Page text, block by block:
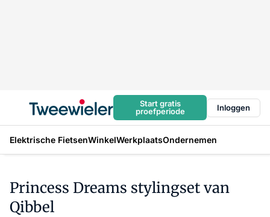
Start gratis
proefperiode
Inloggen
Elektrische FietsenWinkelWerkplaatsOndernemen
Princess Dreams stylingset van
Qibbel